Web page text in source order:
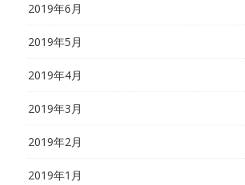
2019年6月
2019年5月
2019年4月
2019年3月
2019年2月
2019年1月